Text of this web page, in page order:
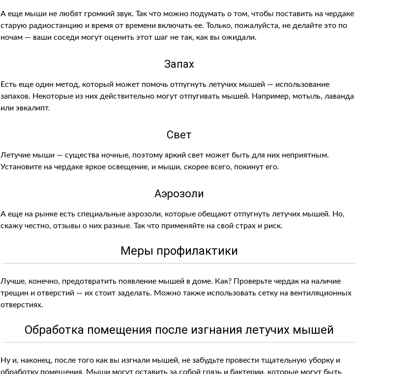
А еще мыши не любят громкий звук. Так что можно подумать о том, чтобы поставить на чердаке
старую радиостанцию и время от времени включать ее. Только, пожалуйста, не делайте это по
ночам — ваши соседи могут оценить этот шаг не так, как вы ожидали.
Запах
Есть еще один метод, который может помочь отпугнуть летучих мышей — использование
запахов. Некоторые из них действительно могут отпугивать мышей. Например, мотыль, лаванда
или эвкалипт.
Свет
Летучие мыши — существа ночные, поэтому яркий свет может быть для них неприятным.
Установите на чердаке яркое освещение, и мыши, скорее всего, покинут его.
Аэрозоли
А еще на рынке есть специальные аэрозоли, которые обещают отпугнуть летучих мышей. Но,
скажу честно, отзывы о них разные. Так что применяйте на свой страх и риск.
Меры профилактики
Лучше, конечно, предотвратить появление мышей в доме. Как? Проверьте чердак на наличие
трещин и отверстий — их стоит заделать. Можно также использовать сетку на вентиляционных
отверстиях.
Обработка помещения после изгнания летучих мышей
Ну и, наконец, после того как вы изгнали мышей, не забудьте провести тщательную уборку и
обработку помещения. Мыши могут оставить за собой грязь и бактерии, которые могут быть